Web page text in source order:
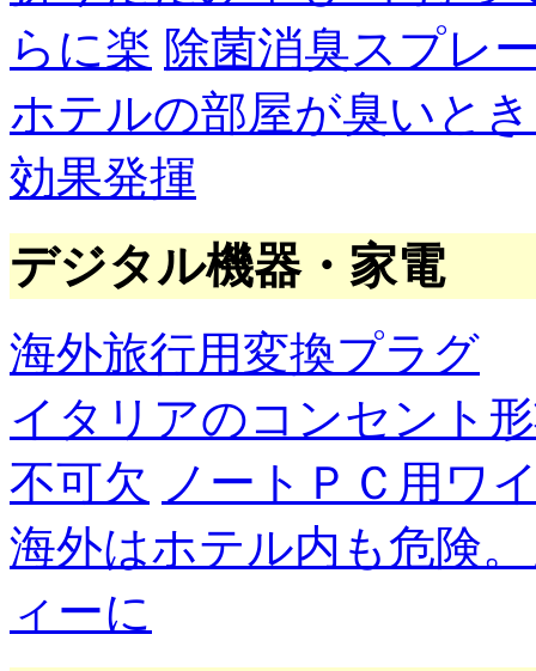
らに楽 除菌消臭スプレ
ホテルの部屋が臭いと
効果発揮
デジタル機器・家電
海外旅行用変換プラグ
イタリアのコンセント
不可欠 ノートＰＣ用ワ
海外はホテル内も危険
ィーに